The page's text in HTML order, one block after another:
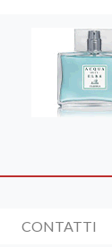
CONTATTI